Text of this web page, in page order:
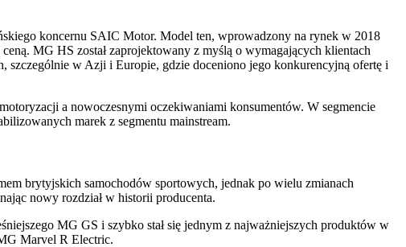
koncernu SAIC Motor. Model ten, wprowadzony na rynek w 2018
MG HS został zaprojektowany z myślą o wymagających klientach
szczególnie w Azji i Europie, gdzie doceniono jego konkurencyjną ofertę i
a nowoczesnymi oczekiwaniami konsumentów. W segmencie
marek z segmentu mainstream.
brytyjskich samochodów sportowych, jednak po wielu zmianach
nowy rozdział w historii producenta.
MG GS i szybko stał się jednym z najważniejszych produktów w
Marvel R Electric.